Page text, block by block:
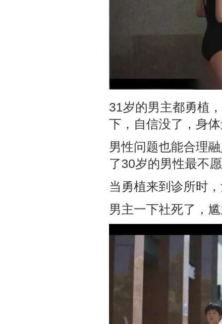
31岁的男主都勇植
下，自信没了，身
男性问题也能合理
了30岁的男性最不
当勇植来到诊所时
男主一下社死了，